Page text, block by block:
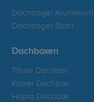
Dachträger Aluminium
Dachträger Stahl
Dachboxen
Thule Dachbox
Kamei Dachbox
Hapro Dachbox